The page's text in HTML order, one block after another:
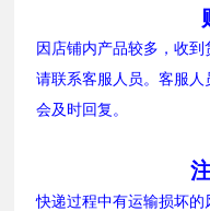
因店铺内产品较多，收
请联系客服人员。客服
会及时回复。
快递过程中有运输损坏